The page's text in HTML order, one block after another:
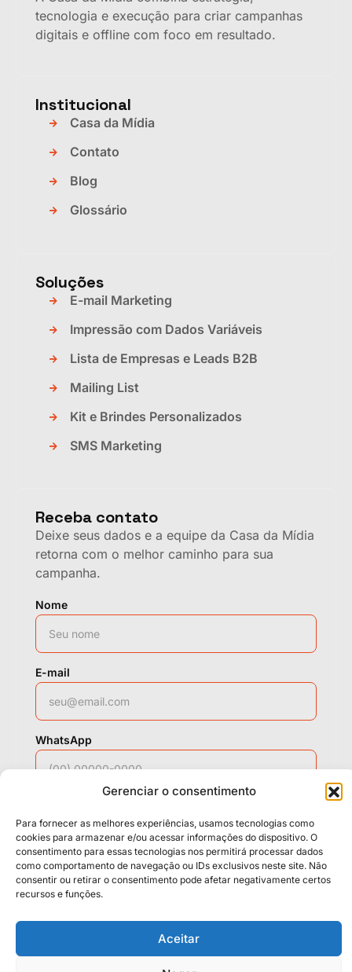
Gerenciar o consentimento
Para fornecer as melhores experiências, usamos tecnologias como
cookies para armazenar e/ou acessar informações do dispositivo. O
consentimento para essas tecnologias nos permitirá processar dados
como comportamento de navegação ou IDs exclusivos neste site. Não
consentir ou retirar o consentimento pode afetar negativamente certos
recursos e funções.
Aceitar
tecnologia e execução para criar campanhas
digitais e offline com foco em resultado.
Institucional
Casa da Mídia
Contato
Blog
Glossário
Soluções
E-mail Marketing
Impressão com Dados Variáveis
Lista de Empresas e Leads B2B
Mailing List
Kit e Brindes Personalizados
SMS Marketing
Receba contato
Deixe seus dados e a equipe da Casa da Mídia
retorna com o melhor caminho para sua
campanha.
Nome
E-mail
WhatsApp
Solicitar contato
Políticas Cookies Termos